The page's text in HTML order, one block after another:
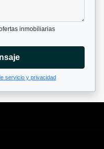
inmobiliarias
servicio y privacidad